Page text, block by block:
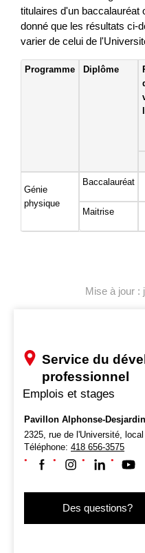
titulaires d'un baccalauréat
donné que les résultats ci-
varier de celui de
Programme Diplôme
Génie
physique
Baccalauréat
Maitrise
Mise à jour :
Service du
professionnel
Emplois et stages
Pavillon Alphonse-
2325, rue de l'Université, local
Téléphone: 418 656-3575
Suivez-nous sur
Suivez-nous sur
Suivez-
Des questions?